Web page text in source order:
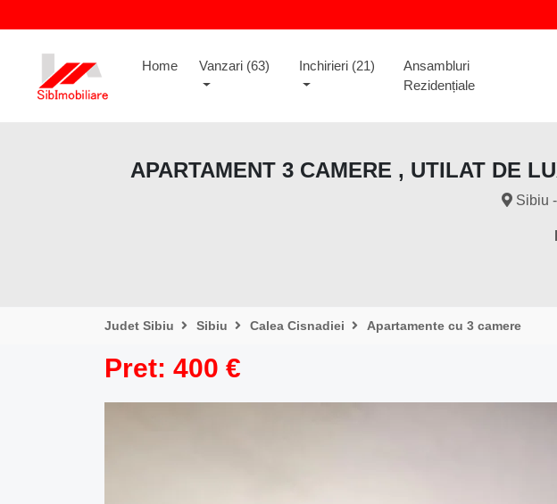
Home(current)
Vanzari (63) Inchirieri (21)
Ansambluri
Rezidențiale
APARTAMENT 3 CAMERE , UTILAT DE
Sibiu
Judet Sibiu Sibiu Calea Cisnadiei Apartamente cu 3 camere
Pret: 400 €